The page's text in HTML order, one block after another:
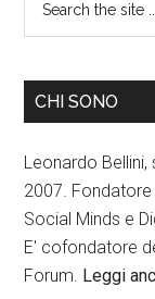
CHI SONO
Leonardo
2007. Fondatore
Social Minds e
E' cofondatore
Forum. Leggi